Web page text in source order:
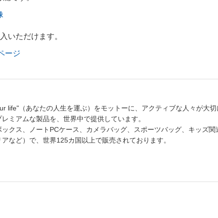
いただけます。
ージ
life"（あなたの人生を運ぶ）をモットーに、アクティブな人々が大切
ミアムな製品を、世界中で提供しています。
クス、ノートPCケース、カメラバッグ、スポーツバッグ、キッズ関
など）で、世界125カ国以上で販売されております。